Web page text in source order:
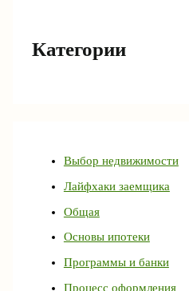
Категории
Выбор недвижимости
Лайфхаки заемщика
Общая
Основы ипотеки
Программы и банки
Процесс оформления